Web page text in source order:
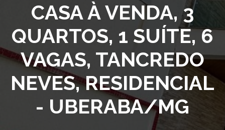
CASA À VENDA, 3
QUARTOS, 1 SUÍTE, 6
VAGAS, TANCREDO
NEVES, RESIDENCIAL
- UBERABA/MG